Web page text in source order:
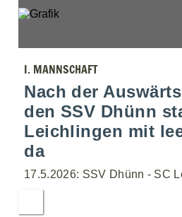
I. MANNSCHAFT
Nach der
den SSV Dhünn
Leichlingen mit
da
17.5.2026: SSV Dhünn - SC